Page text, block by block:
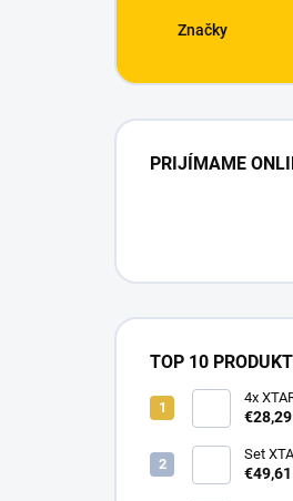
Značky
PRIJÍMAME
TOP 10
4x
ion
€28,29
Set
adaptér
€49,61